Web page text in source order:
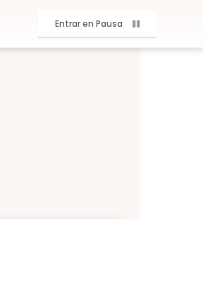
Entrar en Pausa